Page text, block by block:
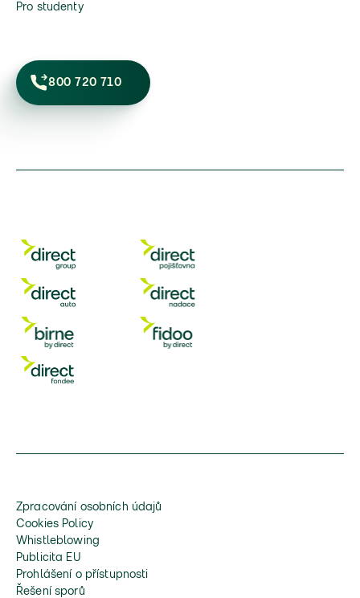
Pro studenty
800 720 710
Zpracování osobních údajů
Cookies Policy
Whistleblowing
Publicita EU
Prohlášení o přístupnosti
Řešení sporů